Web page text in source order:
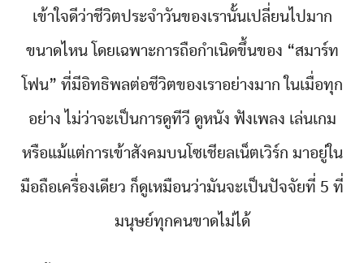
เข้าใจดีว่าชีวิตประจำวันของเรานั้นเปลี่ยนไปมาก
ขนาดไหน โดยเฉพาะการถือกำเนิดขึ้นของ “สมาร์ท
โฟน” ที่มีอิทธิพลต่อชีวิตของเราอย่างมาก ในเมื่อทุก
อย่าง ไม่ว่าจะเป็นการดูทีวี ดูหนัง ฟังเพลง เล่นเกม
หรือแม้แต่การเข้าสังคมบนโซเชียลเน็ตเวิร์ก มาอยู่ใน
มือถือเครื่องเดียว ก็ดูเหมือนว่ามันจะเป็นปัจจัยที่ 5 ที่
มนุษย์ทุกคนขาดไม่ได้